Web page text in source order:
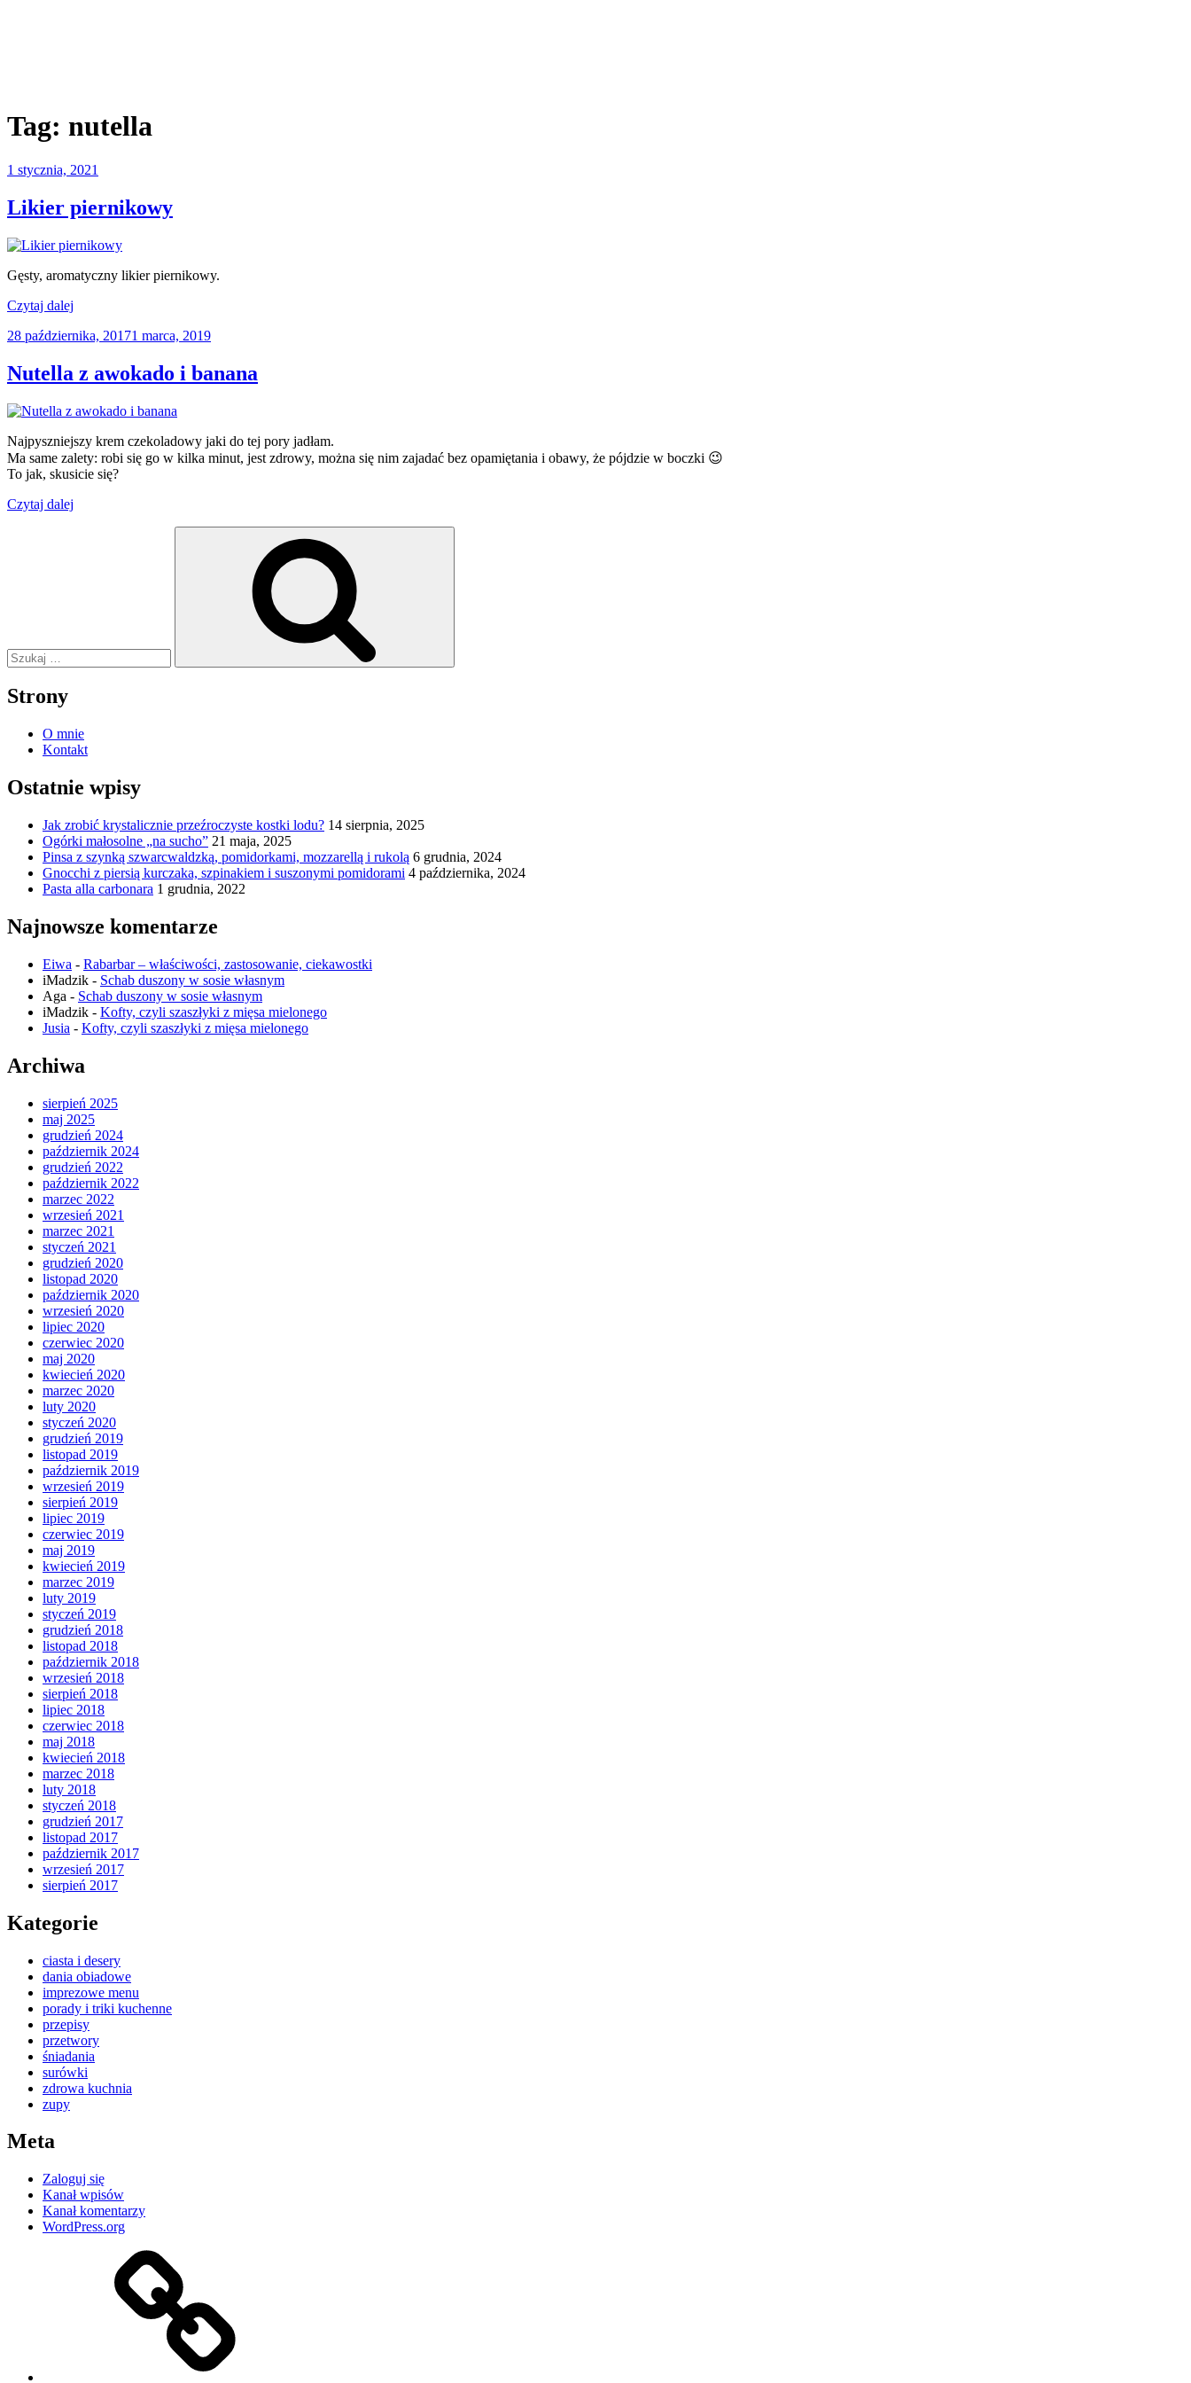
Tag: nutella
Opublikowane
1 stycznia, 2021
Likier piernikowy
Gęsty, aromatyczny likier piernikowy.
Czytaj dalej
Opublikowane
28 października, 20171 marca, 2019
Nutella z awokado i banana
Najpyszniejszy krem czekoladowy jaki do tej pory jadłam.
Ma same zalety: robi się go w kilka minut, jest zdrowy, można się nim zajadać bez opamiętania i obawy, że pójdzie w boczki 😉
To jak, skusicie się?
Czytaj dalej
Strony
O mnie
Kontakt
Ostatnie wpisy
Jak zrobić krystalicznie przeźroczyste kostki lodu? 14 sierpnia, 2025
Ogórki małosolne „na sucho” 21 maja, 2025
Pinsa z szynką szwarcwaldzką, pomidorkami, mozzarellą i rukolą 6 grudnia, 2024
Gnocchi z piersią kurczaka, szpinakiem i suszonymi pomidorami 4 października, 2024
Pasta alla carbonara 1 grudnia, 2022
Najnowsze komentarze
Eiwa - Rabarbar – właściwości, zastosowanie, ciekawostki
iMadzik - Schab duszony w sosie własnym
Aga - Schab duszony w sosie własnym
iMadzik - Kofty, czyli szaszłyki z mięsa mielonego
Jusia - Kofty, czyli szaszłyki z mięsa mielonego
Archiwa
sierpień 2025
maj 2025
grudzień 2024
październik 2024
grudzień 2022
październik 2022
marzec 2022
wrzesień 2021
marzec 2021
styczeń 2021
grudzień 2020
listopad 2020
październik 2020
wrzesień 2020
lipiec 2020
czerwiec 2020
maj 2020
kwiecień 2020
marzec 2020
luty 2020
styczeń 2020
grudzień 2019
listopad 2019
październik 2019
wrzesień 2019
sierpień 2019
lipiec 2019
czerwiec 2019
maj 2019
kwiecień 2019
marzec 2019
luty 2019
styczeń 2019
grudzień 2018
listopad 2018
październik 2018
wrzesień 2018
sierpień 2018
lipiec 2018
czerwiec 2018
maj 2018
kwiecień 2018
marzec 2018
luty 2018
styczeń 2018
grudzień 2017
listopad 2017
październik 2017
wrzesień 2017
sierpień 2017
Kategorie
ciasta i desery
dania obiadowe
imprezowe menu
porady i triki kuchenne
przepisy
przetwory
śniadania
surówki
zdrowa kuchnia
zupy
Meta
Zaloguj się
Kanał wpisów
Kanał komentarzy
WordPress.org